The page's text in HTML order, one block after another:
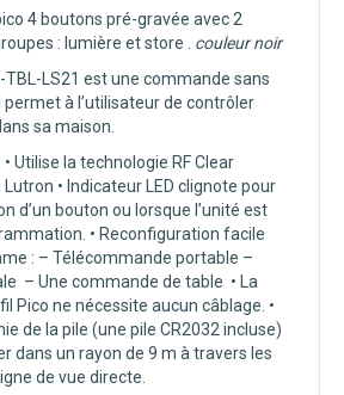
4 boutons pré-gravée avec 2
: lumière et store . couleur noir
TBL-LS21 est une commande sans
à l’utilisateur de contrôler
sa maison.
Utilise la technologie RF Clear
• Indicateur LED clignote pour
d’un bouton ou lorsque l’unité est
• Reconfiguration facile
: – Télécommande portable –
– Une commande de table • La
Pico ne nécessite aucun câblage. •
de la pile (une pile CR2032 incluse)
dans un rayon de 9 m à travers les
de vue directe.